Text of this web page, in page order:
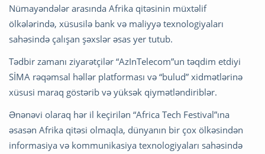
Nümayəndələr arasında Afrika qitəsinin müxtəlif
ölkələrində, xüsusilə bank və maliyyə texnologiyaları
sahəsində çalışan şəxslər əsas yer tutub.
Tədbir zamanı ziyarətçilər “AzInTelecom”un təqdim etdiyi
SİMA rəqəmsal həllər platforması və “bulud” xidmətlərinə
xüsusi maraq göstərib və yüksək qiymətləndiriblər.
Ənənəvi olaraq hər il keçirilən “Africa Tech Festival”ına
əsasən Afrika qitəsi olmaqla, dünyanın bir çox ölkəsindən
informasiya və kommunikasiya texnologiyaları sahəsində